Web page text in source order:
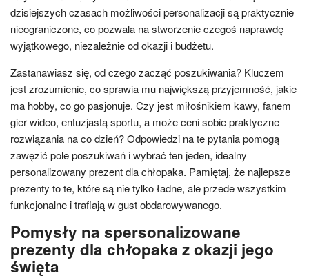
dzisiejszych czasach możliwości personalizacji są praktycznie
nieograniczone, co pozwala na stworzenie czegoś naprawdę
wyjątkowego, niezależnie od okazji i budżetu.
Zastanawiasz się, od czego zacząć poszukiwania? Kluczem
jest zrozumienie, co sprawia mu największą przyjemność, jakie
ma hobby, co go pasjonuje. Czy jest miłośnikiem kawy, fanem
gier wideo, entuzjastą sportu, a może ceni sobie praktyczne
rozwiązania na co dzień? Odpowiedzi na te pytania pomogą
zawęzić pole poszukiwań i wybrać ten jeden, idealny
personalizowany prezent dla chłopaka. Pamiętaj, że najlepsze
prezenty to te, które są nie tylko ładne, ale przede wszystkim
funkcjonalne i trafiają w gust obdarowywanego.
Pomysły na spersonalizowane
prezenty dla chłopaka z okazji jego
święta